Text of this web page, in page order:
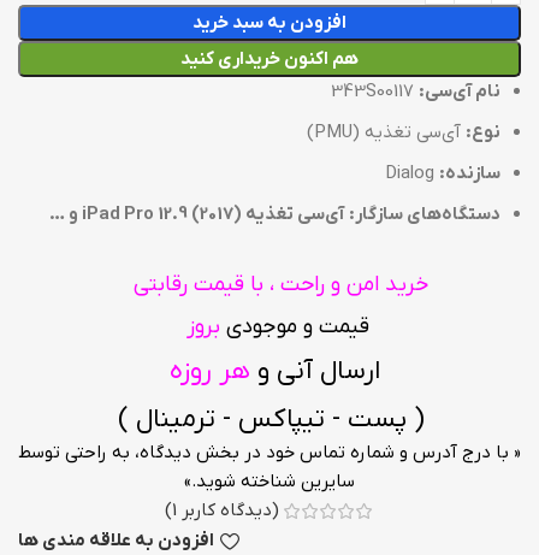
افزودن به سبد خرید
هم اکنون خریداری کنید
نام آی‌سی:
نوع: آی‌سی تغذیه (PMU)
سازنده:
دستگاه‌های سازگار: آی‌سی تغذیه iPad Pro 12.9 (2017) و …
خرید امن و راحت ، با قیمت رقابتی
قیمت و موجودی بروز
ارسال آنی و هر روزه
( پست - تیپاکس - ترمینال )
« با درج آدرس و شماره تماس خود در بخش دیدگاه، به راحتی توسط
سایرین شناخته شوید.»
(دیدگاه کاربر 1
)
افزودن به علاقه مندی ها